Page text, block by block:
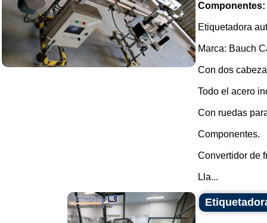
Componentes:
Etiquetadora
Marca: Bauch
Con dos
Todo el acero
Con ruedas
Componentes.
Convertidor de
Lla...